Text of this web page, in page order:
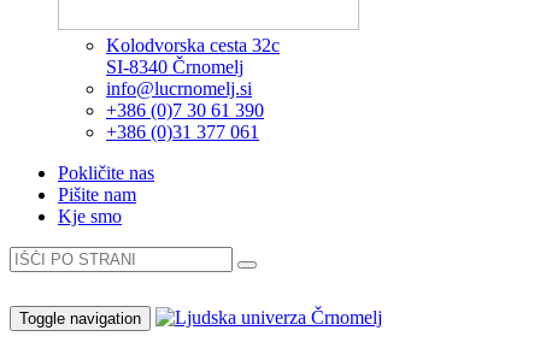
Kolodvorska cesta 32c
SI-8340 Črnomelj
info@lucrnomelj.si
+386 (0)7 30 61 390
+386 (0)31 377 061
Pokličite nas
Pišite nam
Kje smo
Toggle navigation